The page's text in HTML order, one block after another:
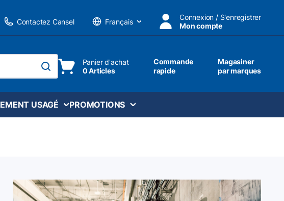
Contactez Cansel
Langue
Connexion / S'enregistrer
Mon compte
soumettre une recherche
Panier d'achat
0 Articles
Commande
rapide
Magasiner
par marques
USAGÉ PROMOTIONS